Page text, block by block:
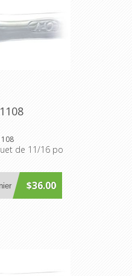
de 11/16 po
$36.00